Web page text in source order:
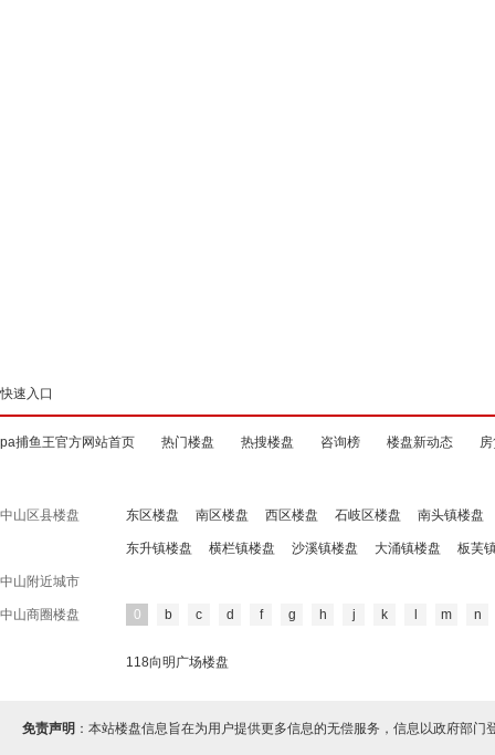
快速入口
pa捕鱼王官方网站首页 热门楼盘 热搜楼盘 咨询榜 楼盘新动态
中山区县楼盘 东区楼盘 南区楼盘 西区楼盘 石岐区楼盘 南头镇楼盘
东升镇楼盘 横栏镇楼盘 沙溪镇楼盘 大涌镇楼盘 板芙
中山附近城市
中山商圈楼盘 0 b c d f g h j k m n
118向明广场楼盘
免责声明 ：本站楼盘信息旨在为用户提供更多信息的无偿服务，信息以政府部门